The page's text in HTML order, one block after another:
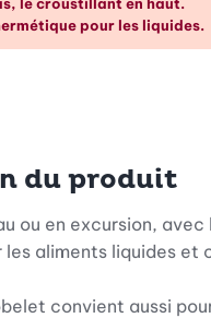
le croustillant en haut.
pour les liquides.
du produit
ou en excursion,
aliments liquides et
convient aussi